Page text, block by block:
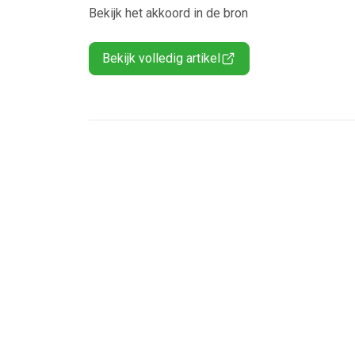
Bekijk het akkoord in de bron
Bekijk volledig artikel